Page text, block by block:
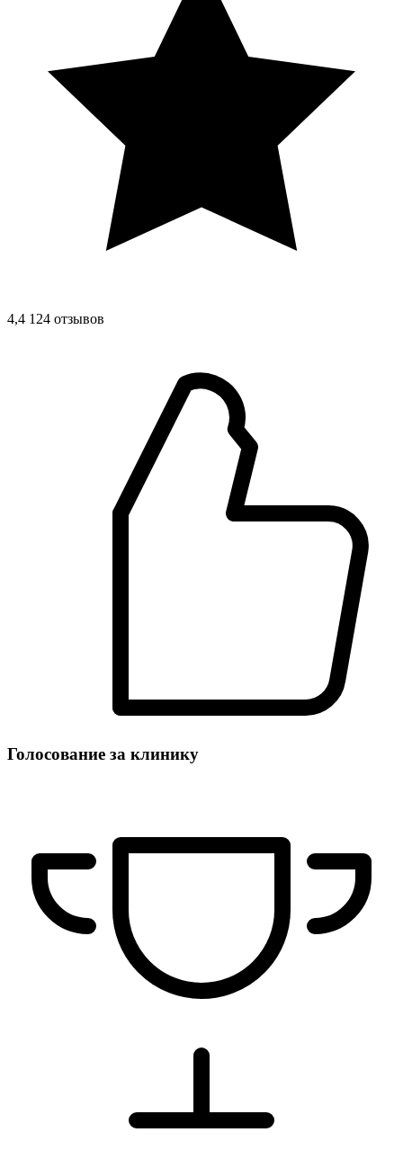
4,4 124 отзывов
Голосование за клинику